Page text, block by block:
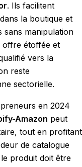
. Ils facilitent
la boutique et
sans manipulation
offre étoffée et
vers la
reste
sectorielle.
en 2024
Amazon peut
tout en profitant
de catalogue
produit doit être